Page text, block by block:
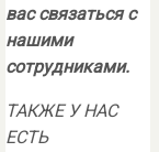
вас связаться с
нашими
сотрудниками.
ТАКЖЕ У НАС
ЕСТЬ